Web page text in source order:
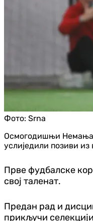
Фото: Srna
Осмогодишњи Немања
услиједили позиви
Прве фудбалске
свој таленат.
Предан рад и
прикључи